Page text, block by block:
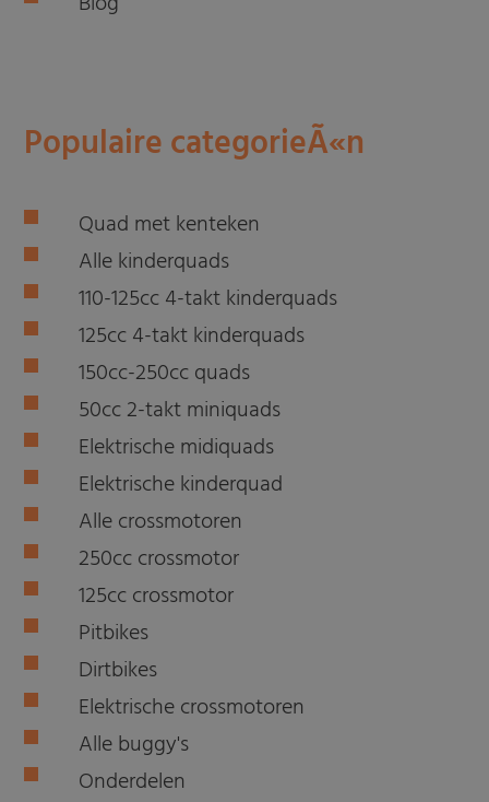
Populaire categorieÃ«n
Quad met kenteken
Alle kinderquads
110-125cc 4-takt kinderquads
125cc 4-takt kinderquads
150cc-250cc quads
50cc 2-takt miniquads
Elektrische midiquads
Elektrische kinderquad
Alle crossmotoren
250cc crossmotor
125cc crossmotor
Pitbikes
Dirtbikes
Elektrische crossmotoren
Alle buggy's
Onderdelen